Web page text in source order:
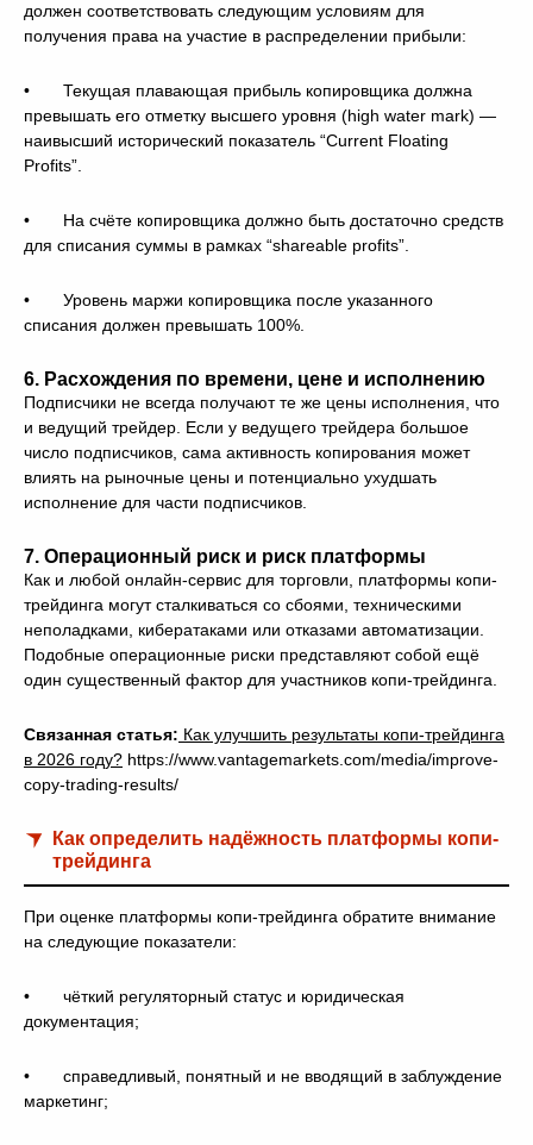
должен соответствовать следующим условиям для
получения права на участие в распределении прибыли:
• Текущая плавающая прибыль копировщика должна
превышать его отметку высшего уровня (high water mark) —
наивысший исторический показатель “Current Floating
Profits”.
• На счёте копировщика должно быть достаточно средств
для списания суммы в рамках “shareable profits”.
• Уровень маржи копировщика после указанного
списания должен превышать 100%.
6. Расхождения по времени, цене и исполнению
Подписчики не всегда получают те же цены исполнения, что
и ведущий трейдер. Если у ведущего трейдера большое
число подписчиков, сама активность копирования может
влиять на рыночные цены и потенциально ухудшать
исполнение для части подписчиков.
7. Операционный риск и риск платформы
Как и любой онлайн-сервис для торговли, платформы копи-
трейдинга могут сталкиваться со сбоями, техническими
неполадками, кибератаками или отказами автоматизации.
Подобные операционные риски представляют собой ещё
один существенный фактор для участников копи-трейдинга.
Связанная статья: Как улучшить результаты копи-трейдинга
в 2026 году? https://www.vantagemarkets.com/media/improve-
copy-trading-results/
Как определить надёжность платформы копи-
трейдинга
При оценке платформы копи-трейдинга обратите внимание
на следующие показатели:
• чёткий регуляторный статус и юридическая
документация;
• справедливый, понятный и не вводящий в заблуждение
маркетинг;